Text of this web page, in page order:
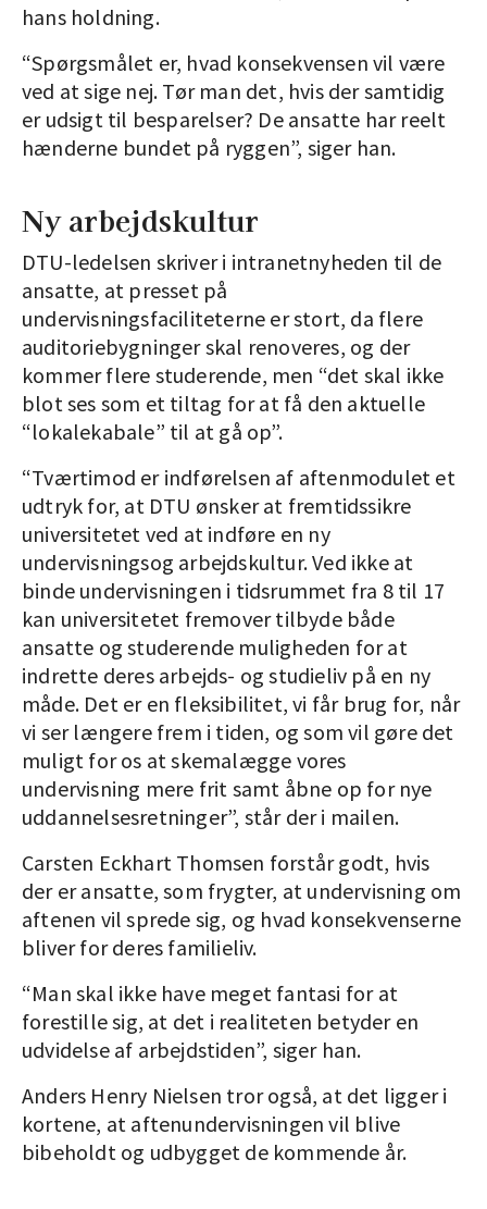
hans holdning.
“Spørgsmålet er, hvad konsekvensen vil være
ved at sige nej. Tør man det, hvis der samtidig
er udsigt til besparelser? De ansatte har reelt
hænderne bundet på ryggen”, siger han.
Ny arbejdskultur
DTU-ledelsen skriver i intranetnyheden til de
ansatte, at presset på
undervisningsfaciliteterne er stort, da flere
auditoriebygninger skal renoveres, og der
kommer flere studerende, men “det skal ikke
blot ses som et tiltag for at få den aktuelle
“lokalekabale” til at gå op”.
“Tværtimod er indførelsen af aftenmodulet et
udtryk for, at DTU ønsker at fremtidssikre
universitetet ved at indføre en ny
undervisningsog arbejdskultur. Ved ikke at
binde undervisningen i tidsrummet fra 8 til 17
kan universitetet fremover tilbyde både
ansatte og studerende muligheden for at
indrette deres arbejds- og studieliv på en ny
måde. Det er en fleksibilitet, vi får brug for, når
vi ser længere frem i tiden, og som vil gøre det
muligt for os at skemalægge vores
undervisning mere frit samt åbne op for nye
uddannelsesretninger”, står der i mailen.
Carsten Eckhart Thomsen forstår godt, hvis
der er ansatte, som frygter, at undervisning om
aftenen vil sprede sig, og hvad konsekvenserne
bliver for deres familieliv.
“Man skal ikke have meget fantasi for at
forestille sig, at det i realiteten betyder en
udvidelse af arbejdstiden”, siger han.
Anders Henry Nielsen tror også, at det ligger i
kortene, at aftenundervisningen vil blive
bibeholdt og udbygget de kommende år.